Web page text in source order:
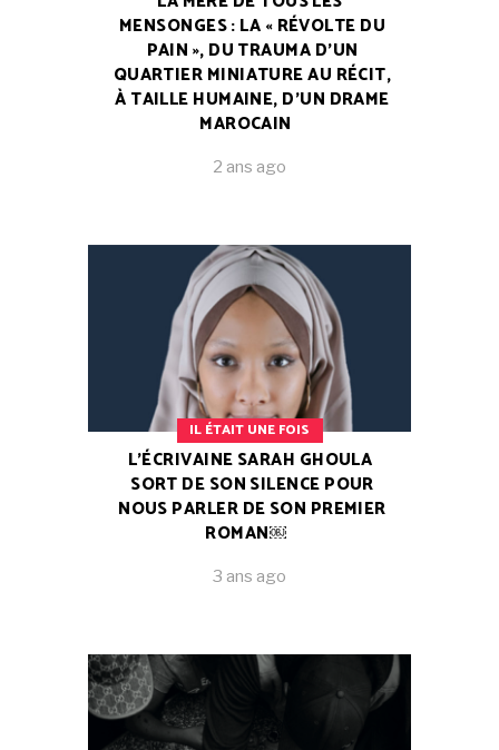
MENSONGES : LA « RÉVOLTE DU
PAIN », DU TRAUMA D’UN
QUARTIER MINIATURE AU RÉCIT,
À TAILLE HUMAINE, D’UN DRAME
MAROCAIN
2 ans ago
IL ÉTAIT UNE FOIS
L’ÉCRIVAINE SARAH GHOULA
SORT DE SON SILENCE POUR
NOUS PARLER DE SON PREMIER
ROMAN￼
3 ans ago